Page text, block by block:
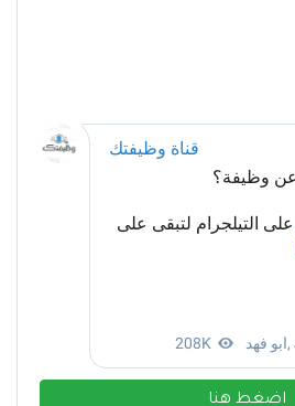
اضغط هنا